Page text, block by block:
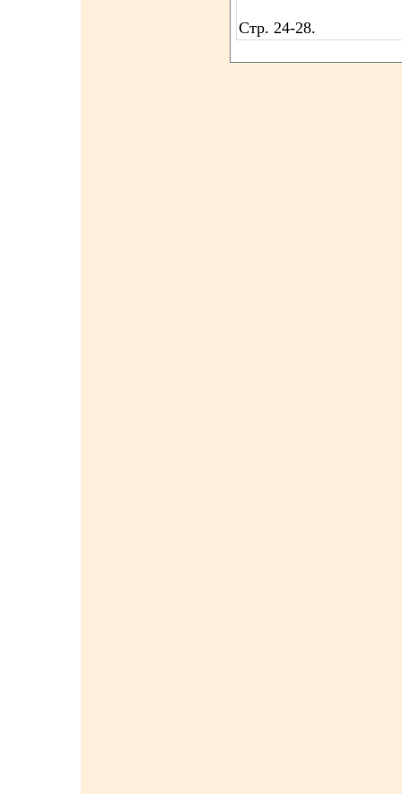
Стр. 24-28.